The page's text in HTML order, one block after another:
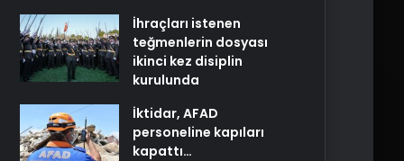
İhraçları istenen
teğmenlerin dosyası
ikinci kez disiplin
kurulunda
İktidar, AFAD
personeline kapıları
kapattı…